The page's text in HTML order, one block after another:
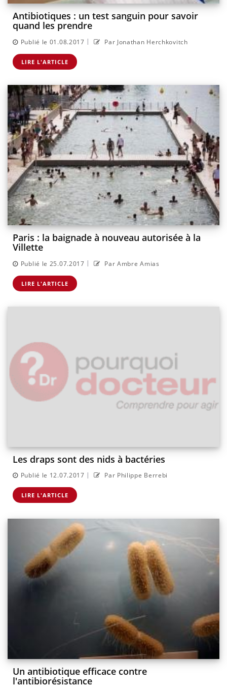
Antibiotiques : un test sanguin pour savoir
quand les prendre
Publié le 01.08.2017 | Par Jonathan Herchkovitch
LIRE L'ARTICLE
Paris : la baignade à nouveau autorisée à la
Villette
Publié le 25.07.2017 | Par Ambre Amias
LIRE L'ARTICLE
Les draps sont des nids à bactéries
Publié le 12.07.2017 | Par Philippe Berrebi
LIRE L'ARTICLE
Un antibiotique efficace contre
l'antibiorésistance